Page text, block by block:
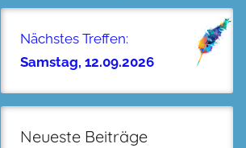
Nächstes Treffen:
Samstag, 12.09.2026
Neueste Beiträge